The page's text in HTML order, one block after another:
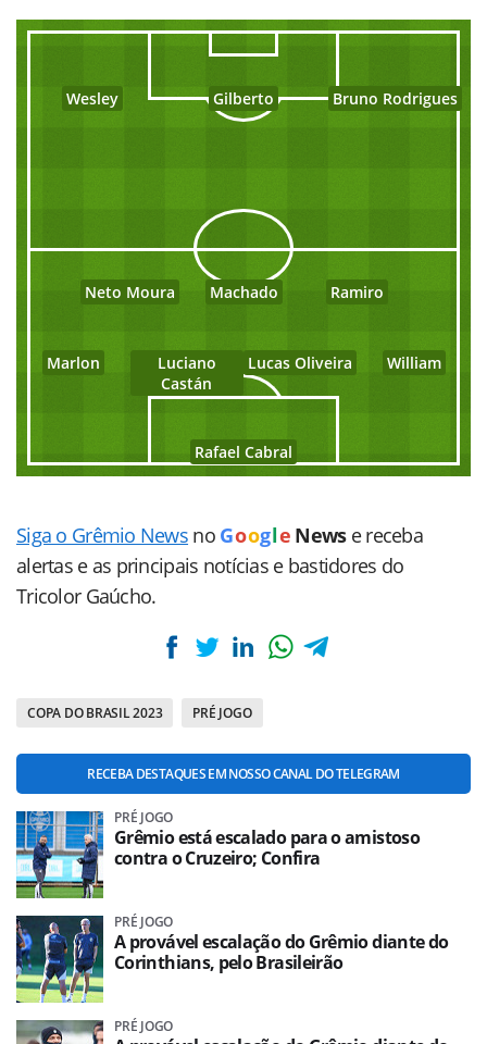
Wesley Gilberto Bruno Rodrigues
Neto Moura Machado Ramiro
Marlon
Luciano
Castán
Lucas Oliveira William
Rafael Cabral
Siga o Grêmio News no Goog le News e receba
alertas e as principais notícias e bastidores do
Tricolor Gaúcho.
COPA DO BRASIL 2023 PRÉ JOGO
RECEBA DESTAQUES EM NOSSO CANAL DO TELEGRAM
PRÉ JOGO
Grêmio está escalado para o amistoso
contra o Cruzeiro; Confira
PRÉ JOGO
A provável escalação do Grêmio diante do
Corinthians, pelo Brasileirão
PRÉ JOGO